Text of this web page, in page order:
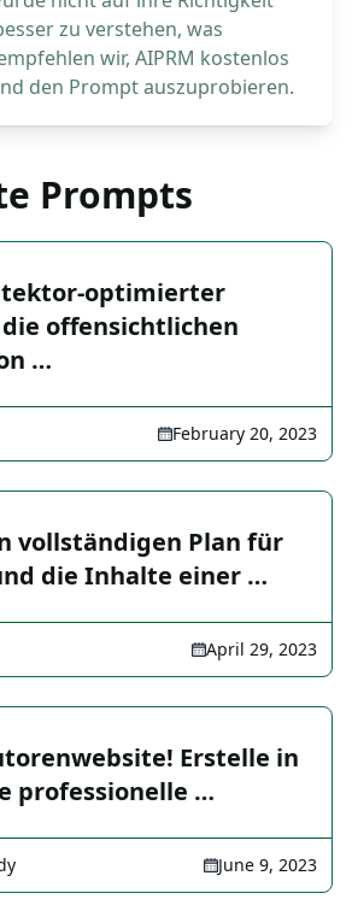
zu verstehen, was
wir, AIPRM kostenlos
den Prompt auszuprobieren.
Prompts
optimierter
offensichtlichen
…
February 20, 2023
vollständigen Plan für
die Inhalte einer …
April 29, 2023
Erstelle in
professionelle …
June 9, 2023